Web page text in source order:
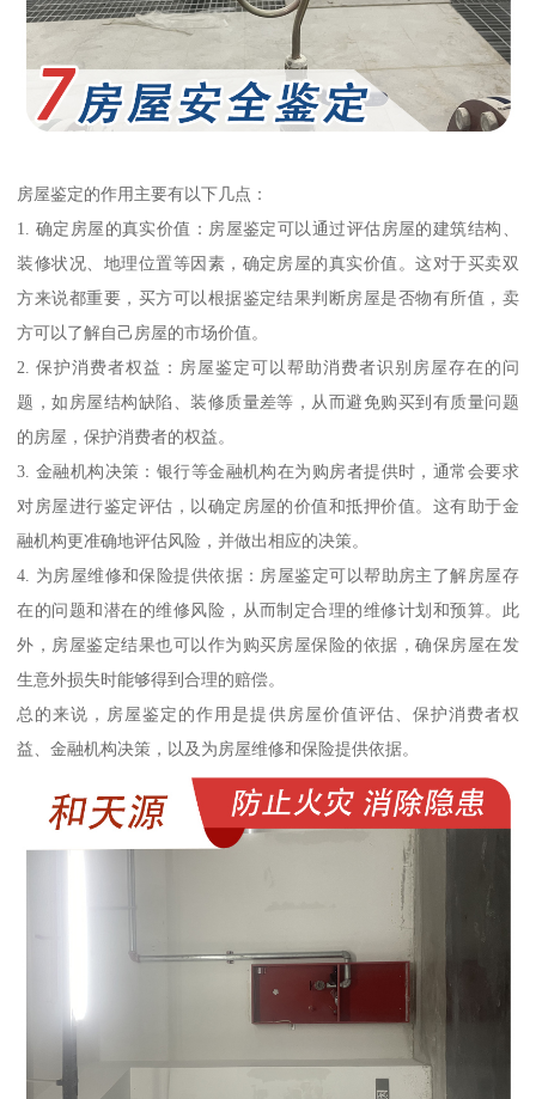
房屋鉴定的作用主要有以下几点：
1. 确定房屋的真实价值：房屋鉴定可以通过评估房屋的建筑结构、
装修状况、地理位置等因素，确定房屋的真实价值。这对于买卖双
方来说都重要，买方可以根据鉴定结果判断房屋是否物有所值，卖
方可以了解自己房屋的市场价值。
2. 保护消费者权益：房屋鉴定可以帮助消费者识别房屋存在的问
题，如房屋结构缺陷、装修质量差等，从而避免购买到有质量问题
的房屋，保护消费者的权益。
3. 金融机构决策：银行等金融机构在为购房者提供时，通常会要求
对房屋进行鉴定评估，以确定房屋的价值和抵押价值。这有助于金
融机构更准确地评估风险，并做出相应的决策。
4. 为房屋维修和保险提供依据：房屋鉴定可以帮助房主了解房屋存
在的问题和潜在的维修风险，从而制定合理的维修计划和预算。此
外，房屋鉴定结果也可以作为购买房屋保险的依据，确保房屋在发
生意外损失时能够得到合理的赔偿。
总的来说，房屋鉴定的作用是提供房屋价值评估、保护消费者权
益、金融机构决策，以及为房屋维修和保险提供依据。